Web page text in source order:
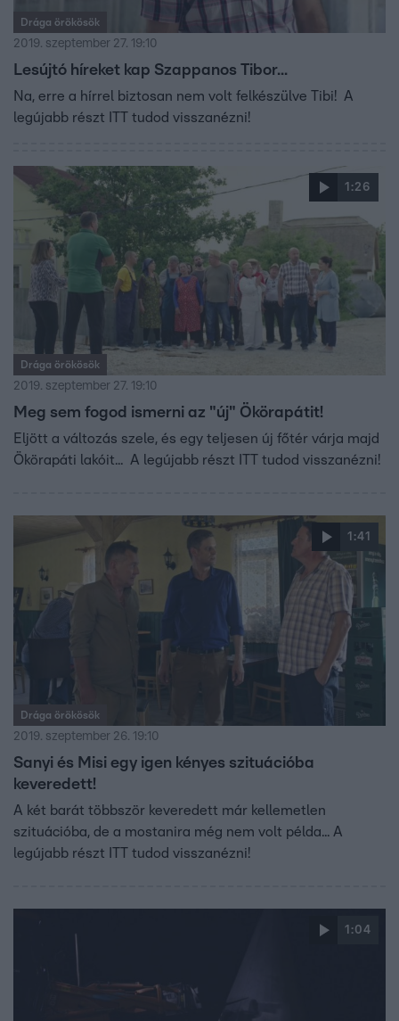
Drága örökösök
2019. szeptember 27. 19:10
Lesújtó híreket kap Szappanos Tibor...
Na, erre a hírrel biztosan nem volt felkészülve Tibi! A
legújabb részt ITT tudod visszanézni!
1:26
Drága örökösök
2019. szeptember 27. 19:10
Meg sem fogod ismerni az "új" Ökörapátit!
Eljött a változás szele, és egy teljesen új főtér várja majd
Ökörapáti lakóit... A legújabb részt ITT tudod visszanézni!
1:41
Drága örökösök
2019. szeptember 26. 19:10
Sanyi és Misi egy igen kényes szituációba
keveredett!
A két barát többször keveredett már kellemetlen
szituációba, de a mostanira még nem volt példa... A
legújabb részt ITT tudod visszanézni!
1:04